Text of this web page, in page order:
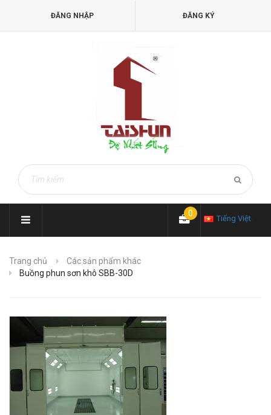
ĐĂNG NHẬP ĐĂNG KÝ
Tiếng Việt
0
Trang chủ
Các sản phẩm khác
Buồng phun sơn khô SBB-30D